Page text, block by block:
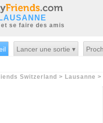
LAUSANNE
se faire des amis
Lancer une sortie ▾
Switzerland > Lausanne >